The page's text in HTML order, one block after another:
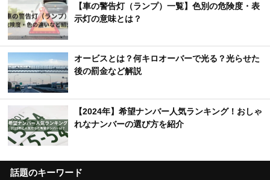
【車の警告灯（ランプ）一覧】色別の危険度・表
示灯の意味とは？
オービスとは？何キロオーバーで光る？光らせた
後の罰金など解説
【2024年】希望ナンバー人気ランキング！おしゃ
れなナンバーの選び方を紹介
話題のキーワード